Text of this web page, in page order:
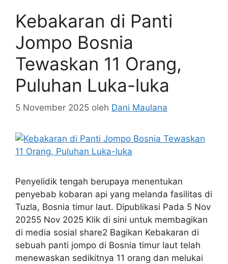
Kebakaran di Panti
Jompo Bosnia
Tewaskan 11 Orang,
Puluhan Luka-luka
5 November 2025 oleh Dani Maulana
Penyelidik tengah berupaya menentukan
penyebab kobaran api yang melanda fasilitas di
Tuzla, Bosnia timur laut. Dipublikasi Pada 5 Nov
20255 Nov 2025 Klik di sini untuk membagikan
di media sosial share2 Bagikan Kebakaran di
sebuah panti jompo di Bosnia timur laut telah
menewaskan sedikitnya 11 orang dan melukai